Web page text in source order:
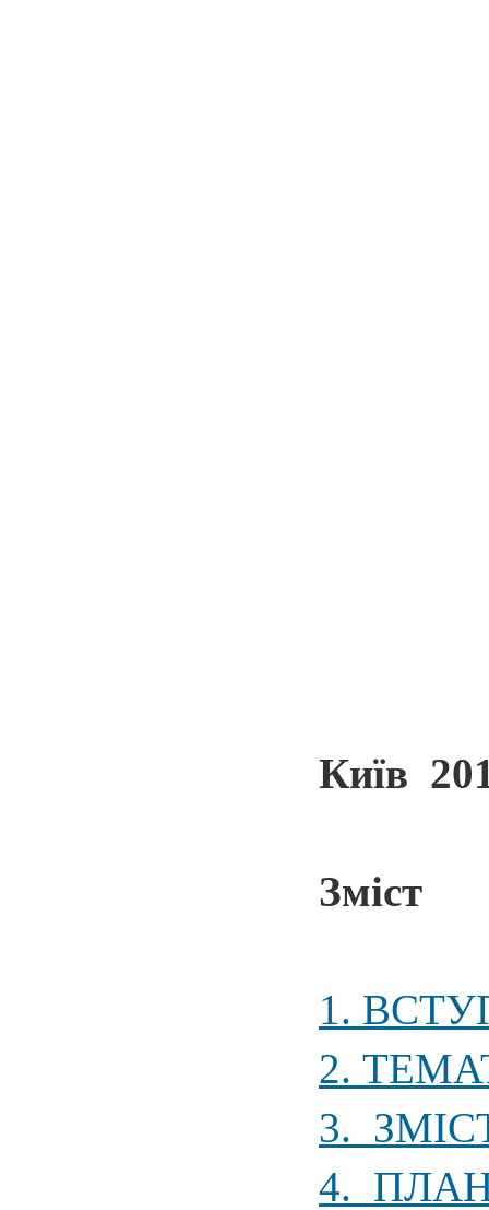
Київ
Зміст
1.
2.
3.
4.